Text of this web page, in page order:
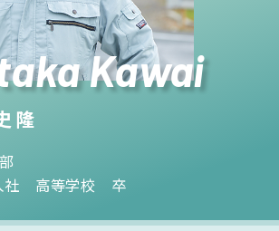
Kawai
隆
社 高等学校 卒